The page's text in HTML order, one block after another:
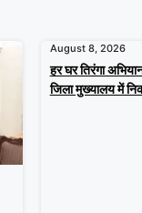
August 8, 2026
हर घर तिरंगा
जिला मुख्यालय में